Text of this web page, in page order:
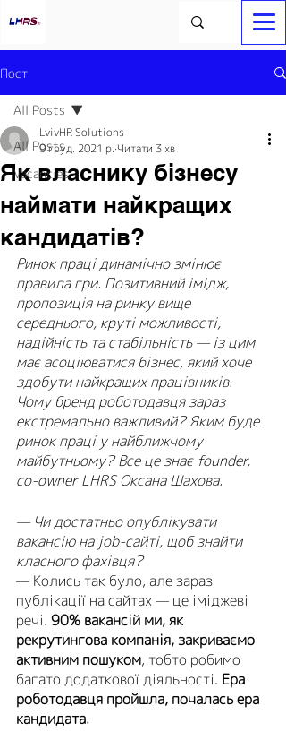
Пост
All Posts
Vacancies
All Posts
Як власнику бізнесу
наймати найкращих
кандидатів?
LvivHR Solutions
9 груд. 2021 р. Читати 3 хв
Ринок праці динамічно змінює
правила гри. Позитивний імідж,
пропозиція на ринку вище
середнього, круті можливості,
надійність та стабільність — із цим
має асоціюватися бізнес, який хоче
здобути найкращих працівників.
Чому бренд роботодавця зараз
екстремально важливий? Яким буде
ринок праці у найближчому
майбутньому? Все це знає founder,
co-owner LHRS Оксана Шахова.
— Чи достатньо опублікувати
вакансію на job-сайті, щоб знайти
класного фахівця?
— Колись так було, але зараз
публікації на сайтах — це іміджеві
речі. 90% вакансій ми, як
рекрутингова компанія, закриваємо
активним пошуком, тобто робимо
багато додаткової діяльності. Ера
роботодавця пройшла, почалась ера
кандидата.